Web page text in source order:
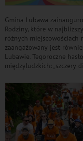
Gmina Lubawa
Rodziny, które w
różnych miejscowościach
zaangażowany jest
Lubawie. Tegoroczne
międzyludzkich: „szczery